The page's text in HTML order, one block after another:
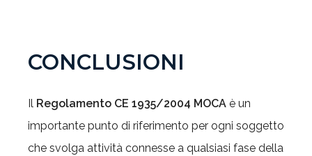
CONCLUSIONI
Il Regolamento CE 1935/2004 MOCA è un
importante punto di riferimento per ogni soggetto
che svolga attività connesse a qualsiasi fase della